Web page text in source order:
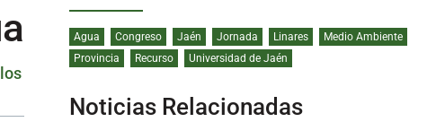
Agua Congreso Jaén Jornada Linares
Medio Ambiente
Provincia
Recurso Universidad de Jaén
Noticias Relacionadas